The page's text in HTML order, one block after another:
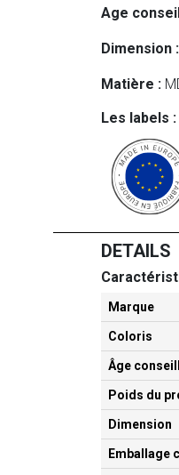
Age
Dimension :
Matière :
Les labels :
DETAILS
Marque
Coloris
Âge
Poids du
Dimension
Emballage